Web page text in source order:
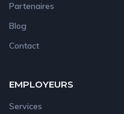
Partenaires
Blog
Contact
EMPLOYEURS
Services